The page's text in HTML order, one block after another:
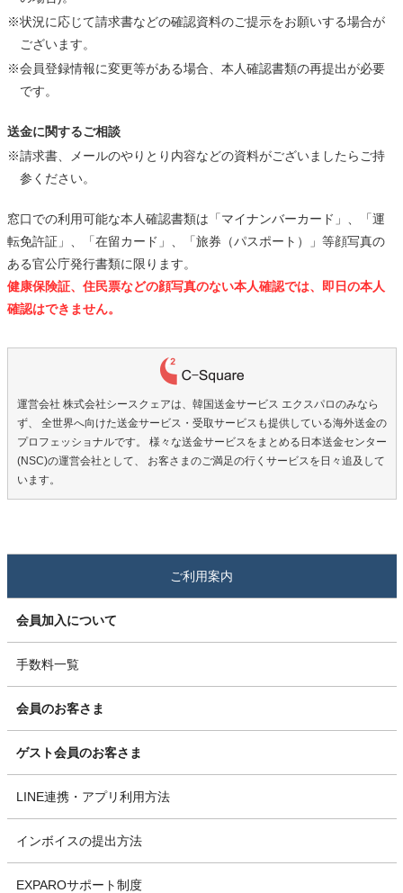
※状況に応じて請求書などの確認資料のご提示をお願いする場合が
ございます。
※会員登録情報に変更等がある場合、本人確認書類の再提出が必要
です。
送金に関するご相談
※請求書、メールのやりとり内容などの資料がございましたらご持
参ください。
窓口での利用可能な本人確認書類は「マイナンバーカード」、「運
転免許証」、「在留カード」、「旅券（パスポート）」等顔写真の
ある官公庁発行書類に限ります。
健康保険証、住民票などの顔写真のない本人確認では、即日の本人
確認はできません。
運営会社 株式会社シースクェアは、韓国送金サービス エクスパロのみなら
ず、 全世界へ向けた送金サービス・受取サービスも提供している海外送金の
プロフェッショナルです。 様々な送金サービスをまとめる日本送金センター
(NSC)の運営会社として、 お客さまのご満足の行くサービスを日々追及して
います。
ご利用案内
会員加入について
手数料一覧
会員のお客さま
ゲスト会員のお客さま
LINE連携・アプリ利用方法
インボイスの提出方法
EXPAROサポート制度